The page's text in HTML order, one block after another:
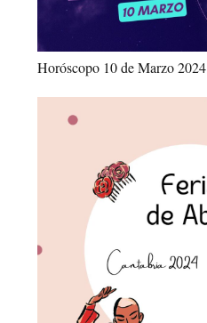
Horóscopo 10 de Marzo 2024